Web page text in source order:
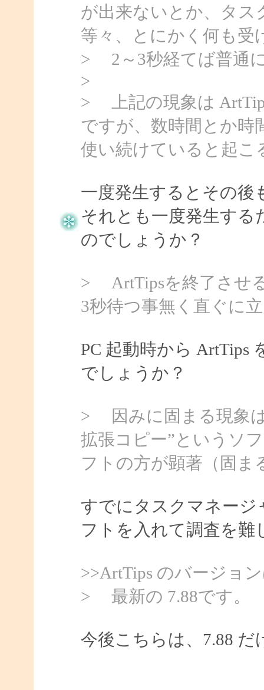
が出来ないとか、タス
等々、とにかく何も受
> 2～3秒経てば普通
>
> 上記の現象は
ですが、数時間とか時
使い続けていると起こ
一度発生するとその後
それとも一度発生す
のでしょうか？
> ArtTipsを終了させ
3秒待つ事無く直ぐに
PC 起動時から ArtTips
でしょうか？
> 因みに固まる現象
拡張コピー”というソ
フトの方が顕著（固ま
すでにタスクマネージ
フトを入れて調査を
>>ArtTips のバージョ
> 最新の 7.88です。
今後こちらは、7.88